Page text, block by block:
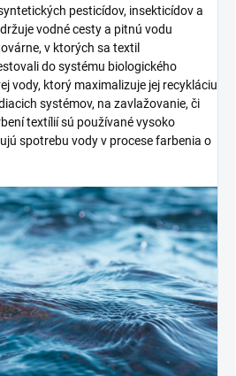
pesticídov, insekticídov a
vodné cesty a pitnú vodu
v ktorých sa textil
do systému biologického
vody, ktorý maximalizuje jej recykláciu
systémov, na zavlažovanie, či
textílií sú používané vysoko
spotrebu vody v procese farbenia o